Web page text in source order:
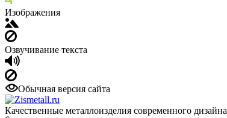
Изображения
Озвучивание текста
Обычная версия сайта
Качественные металлоизделия современного дизайна